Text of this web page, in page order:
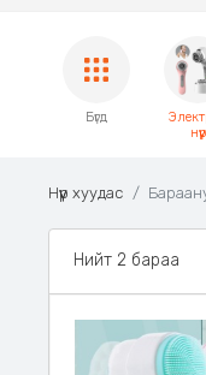
Бүгд
нүүр
Нүүр хуудас
Нийт 2 бараа